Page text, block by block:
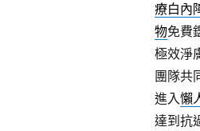
療白內
物免費
極效淨
團隊共
進入懶
達到抗